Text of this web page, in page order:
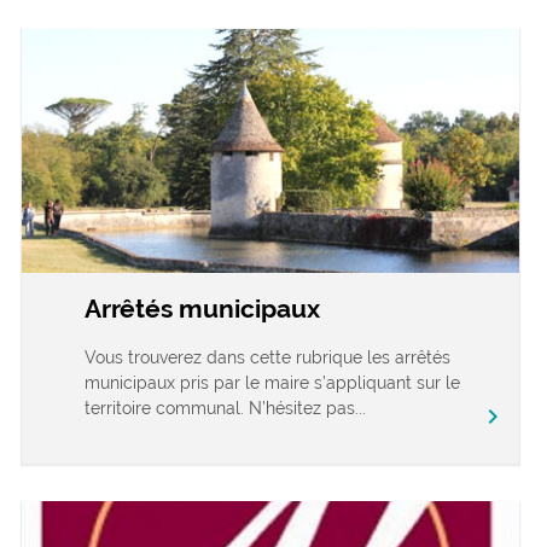
Arrêtés municipaux
Vous trouverez dans cette rubrique les arrêtés
municipaux pris par le maire s’appliquant sur le
territoire communal. N’hésitez pas...
chevron_right